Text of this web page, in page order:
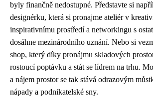
byly finančně nedostupné. Představte si
designérku, která si pronajme ateliér v
inspirativnímu prostředí a networkingu s
dosáhne mezinárodního uznání. Nebo si
shop, který díky pronájmu skladových
rostoucí poptávku a stát se lídrem na trhu.
a nájem prostor se tak stává odrazovým
nápady a podnikatelské sny.